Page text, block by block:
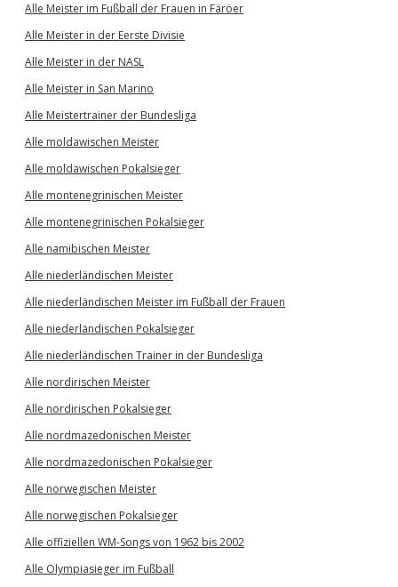
Alle Meister im Fußball der Frauen in Färöer
Alle Meister in der Eerste Divisie
Alle Meister in der NASL
Alle Meister in San Marino
Alle Meistertrainer der Bundesliga
Alle moldawischen Meister
Alle moldawischen Pokalsieger
Alle montenegrinischen Meister
Alle montenegrinischen Pokalsieger
Alle namibischen Meister
Alle niederländischen Meister
Alle niederländischen Meister im Fußball der Frauen
Alle niederländischen Pokalsieger
Alle niederländischen Trainer in der Bundesliga
Alle nordirischen Meister
Alle nordirischen Pokalsieger
Alle nordmazedonischen Meister
Alle nordmazedonischen Pokalsieger
Alle norwegischen Meister
Alle norwegischen Pokalsieger
Alle offiziellen WM-Songs von 1962 bis 2002
Alle Olympiasieger im Fußball